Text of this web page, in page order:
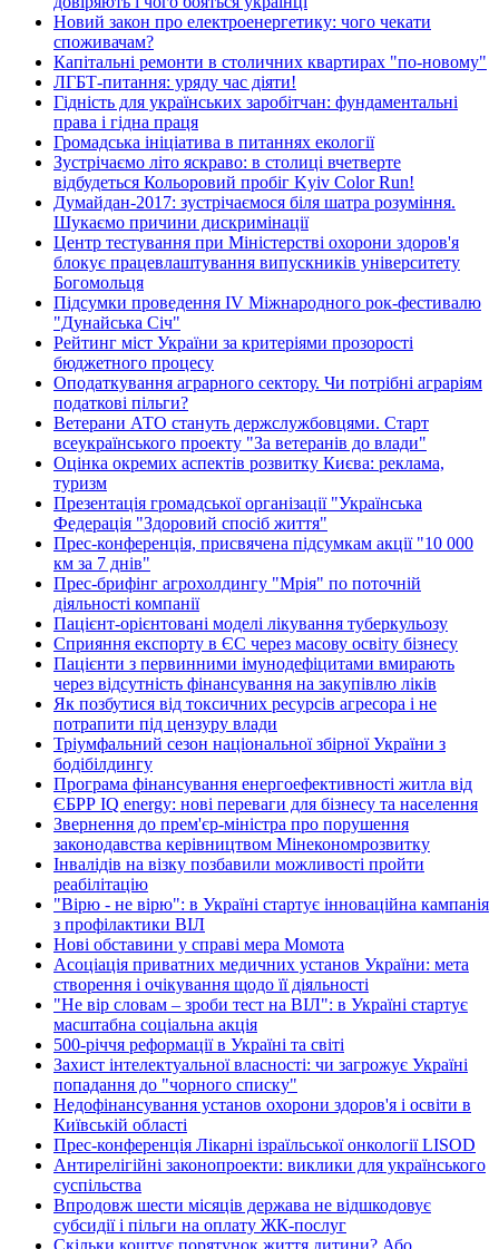
Новий закон про електроенергетику: чого чекати
споживачам?
Капітальні ремонти в столичних квартирах "по-новому"
ЛГБТ-питання: уряду час діяти!
Гідність для українських заробітчан: фундаментальні
права і гідна праця
Громадська ініціатива в питаннях екології
Зустрічаємо літо яскраво: в столиці вчетверте
відбудеться Кольоровий пробіг Kyiv Color Run!
Думайдан-2017: зустрічаємося біля шатра розуміння.
Шукаємо причини дискримінації
Центр тестування при Міністерстві охорони здоров'я
блокує працевлаштування випускників університету
Богомольця
Підсумки проведення IV Міжнародного рок-фестивалю
"Дунайська Січ"
Рейтинг міст України за критеріями прозорості
бюджетного процесу
Оподаткування аграрного сектору. Чи потрібні аграріям
податкові пільги?
Ветерани АТО стануть держслужбовцями. Старт
всеукраїнського проекту "За ветеранів до влади"
Оцінка окремих аспектів розвитку Києва: реклама,
туризм
Презентація громадської організації "Українська
Федерація "Здоровий спосіб життя"
Прес-конференція, присвячена підсумкам акції "10 000
км за 7 днів"
Прес-брифінг агрохолдингу "Мрія" по поточній
діяльності компанії
Пацієнт-орієнтовані моделі лікування туберкульозу
Сприяння експорту в ЄС через масову освіту бізнесу
Пацієнти з первинними імунодефіцитами вмирають
через відсутність фінансування на закупівлю ліків
Як позбутися від токсичних ресурсів агресора і не
потрапити під цензуру влади
Тріумфальний сезон національної збірної України з
бодібілдингу
Програма фінансування енергоефективності житла від
ЄБРР IQ energy: нові переваги для бізнесу та населення
Звернення до прем'єр-міністра про порушення
законодавства керівництвом Мінекономрозвитку
Інвалідів на візку позбавили можливості пройти
реабілітацію
"Вірю - не вірю": в Україні стартує інноваційна кампанія
з профілактики ВІЛ
Нові обставини у справі мера Момота
Асоціація приватних медичних установ України: мета
створення і очікування щодо її діяльності
"Не вір словам – зроби тест на ВІЛ": в Україні стартує
масштабна соціальна акція
500-річчя реформації в Україні та світі
Захист інтелектуальної власності: чи загрожує Україні
попадання до "чорного списку"
Недофінансування установ охорони здоров'я і освіти в
Київській області
Прес-конференція Лікарні ізраїльської онкології LISOD
Антирелігійні законопроекти: виклики для українського
суспільства
Впродовж шести місяців держава не відшкодовує
субсидії і пільги на оплату ЖК-послуг
Скільки коштує порятунок життя дитини? Або